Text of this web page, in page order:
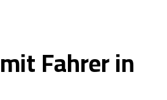
Fahrer in